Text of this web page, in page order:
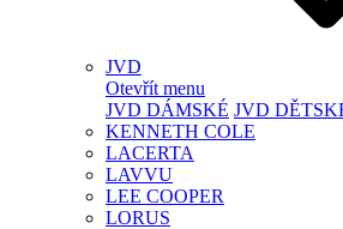
JVD
Otevřít menu
JVD DÁMSKÉ JVD
KENNETH COLE
LACERTA
LAVVU
LEE COOPER
LORUS